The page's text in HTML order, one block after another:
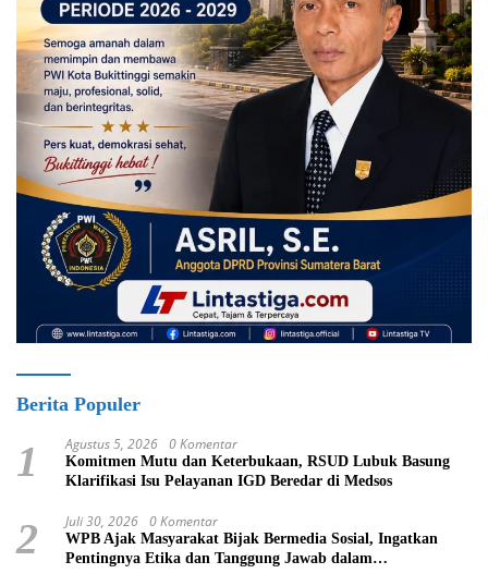
Berita Populer
1 Agustus 5, 2026 0 Komentar
Komitmen Mutu dan Keterbukaan, RSUD Lubuk Basung
Klarifikasi Isu Pelayanan IGD Beredar di Medsos
2 Juli 30, 2026 0 Komentar
WPB Ajak Masyarakat Bijak Bermedia Sosial, Ingatkan
Pentingnya Etika dan Tanggung Jawab dalam